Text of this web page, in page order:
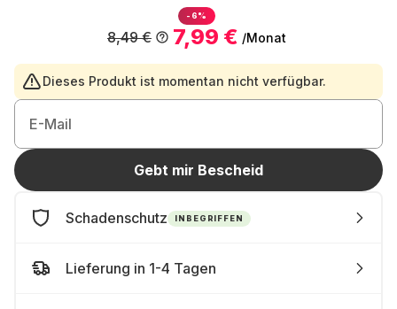
-6%
7,99 € /Monat
8,49 €
Dieses Produkt ist momentan nicht verfügbar.
E-Mail
Gebt mir Bescheid
Schadenschutz INBEGRIFFEN
Lieferung in 1-4 Tagen